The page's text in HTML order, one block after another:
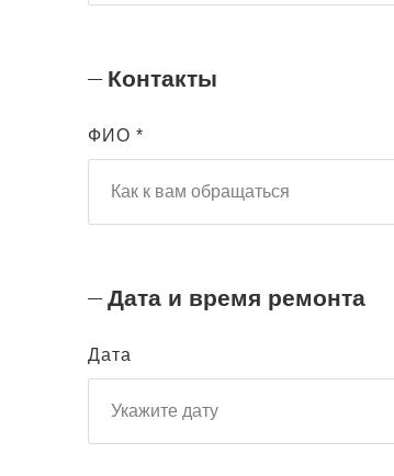
Контакты
ФИО *
Дата и время ремонта
Дата